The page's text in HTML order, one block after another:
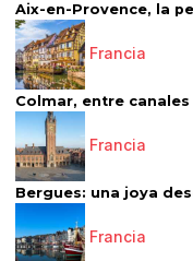
Aix-en-Provence, la
Francia
Colmar, entre
Francia
Bergues: una joya
Francia